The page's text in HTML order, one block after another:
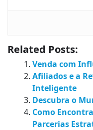
Related Posts:
Venda com
Afiliados e a
Inteligente
Descubra o
Como
Parcerias